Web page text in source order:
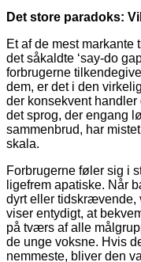
Det store paradoks:
Et af de mest
det såkaldte ‘say-do
forbrugerne
dem, er det i den
der konsekvent handler
det sprog, der engang
sammenbrud, har
skala.
Forbrugerne føler sig i
ligefrem apatiske. Når
dyrt eller tidskrævende,
viser entydigt, at
på tværs af alle
de unge voksne. Hvis
nemmeste, bliver den